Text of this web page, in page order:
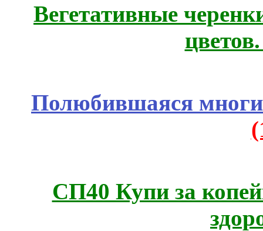
Вегетативные
Полюбившаяся
СП40 Купи за